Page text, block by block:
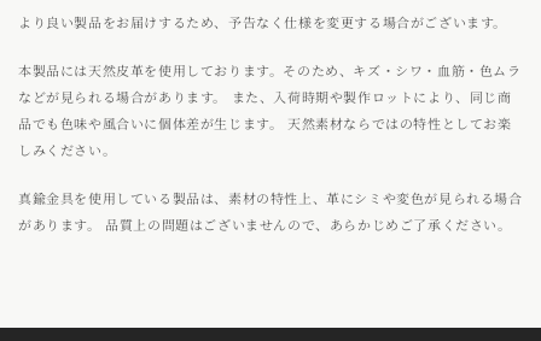
より良い製品をお届けするため、予告なく仕様を変更する場合がございます。
本製品には天然皮革を使用しております。そのため、キズ・シワ・血筋・色ムラ
などが見られる場合があります。 また、入荷時期や製作ロットにより、同じ商
品でも色味や風合いに個体差が生じます。 天然素材ならではの特性としてお楽
しみください。
真鍮金具を使用している製品は、素材の特性上、革にシミや変色が見られる場合
があります。 品質上の問題はございませんので、あらかじめご了承ください。